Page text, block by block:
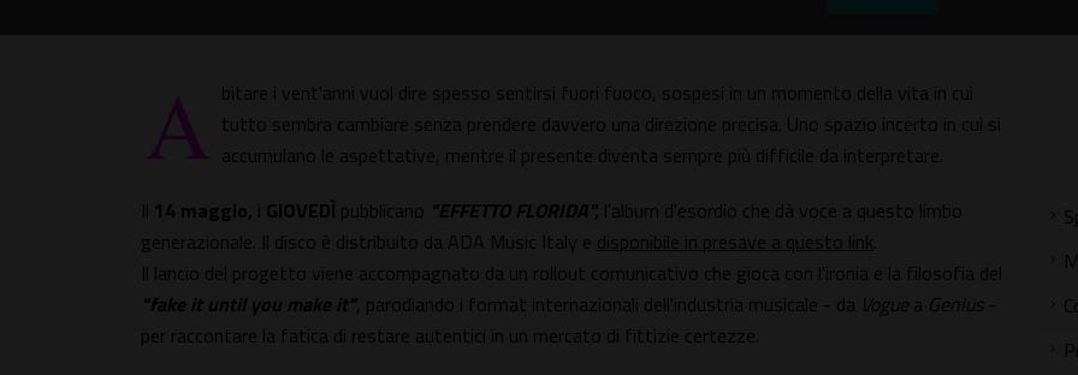
A bitare i vent'anni vuol dire spesso sentirsi fuori fuoco, sospesi in un momento della vita in cui
tutto sembra cambiare senza prendere davvero una direzione precisa. Uno spazio incerto in cui si
accumulano le aspettative, mentre il presente diventa sempre più difficile da interpretare.
Il 14 maggio, i GIOVEDÌ pubblicano "EFFETTO FLORIDA", l'album d'esordio che dà voce a questo limbo
generazionale. Il disco è distribuito da ADA Music Italy e disponibile in presave a questo link.
Il lancio del progetto viene accompagnato da un rollout comunicativo che gioca con l'ironia e la filosofia del
"fake it until you make it", parodiando i format internazionali dell'industria musicale - da Vogue a Genius-
per raccontare la fatica di restare autentici in un mercato di fittizie certezze.